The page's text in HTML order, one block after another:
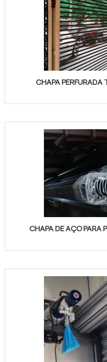
CHAPA PERFURADA
CHAPA DE AÇO PARA